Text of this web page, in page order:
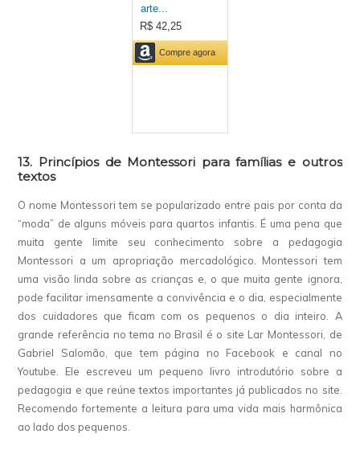
13. Princípios de Montessori para famílias e outros
textos
O nome Montessori tem se popularizado entre pais por conta da
“moda” de alguns móveis para quartos infantis. É uma pena que
muita gente limite seu conhecimento sobre a pedagogia
Montessori a um apropriação mercadológico. Montessori tem
uma visão linda sobre as crianças e, o que muita gente ignora,
pode facilitar imensamente a convivência e o dia, especialmente
dos cuidadores que ficam com os pequenos o dia inteiro. A
grande referência no tema no Brasil é o site Lar Montessori, de
Gabriel Salomão, que tem página no Facebook e canal no
Youtube. Ele escreveu um pequeno livro introdutório sobre a
pedagogia e que reúne textos importantes já publicados no site.
Recomendo fortemente a leitura para uma vida mais harmônica
ao lado dos pequenos.